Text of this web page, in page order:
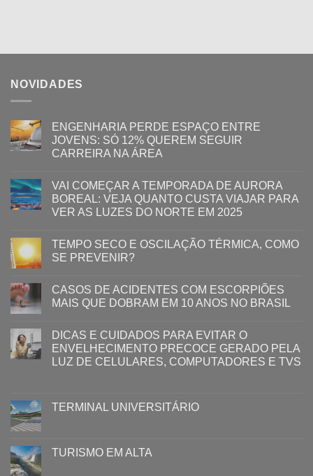
NOVIDADES
ENGENHARIA PERDE ESPAÇO ENTRE
JOVENS: SÓ 12% QUEREM SEGUIR
CARREIRA NA ÁREA
VAI COMEÇAR A TEMPORADA DE AURORA
BOREAL: VEJA QUANTO CUSTA VIAJAR PARA
VER AS LUZES DO NORTE EM 2025
TEMPO SECO E OSCILAÇÃO TÉRMICA, COMO
SE PREVENIR?
CASOS DE ACIDENTES COM ESCORPIÕES
MAIS QUE DOBRAM EM 10 ANOS NO BRASIL
DICAS E CUIDADOS PARA EVITAR O
ENVELHECIMENTO PRECOCE GERADO PELA
LUZ ​DE CELULARES, COMPUTADORES E TVS​​
TERMINAL UNIVERSITÁRIO
TURISMO EM ALTA